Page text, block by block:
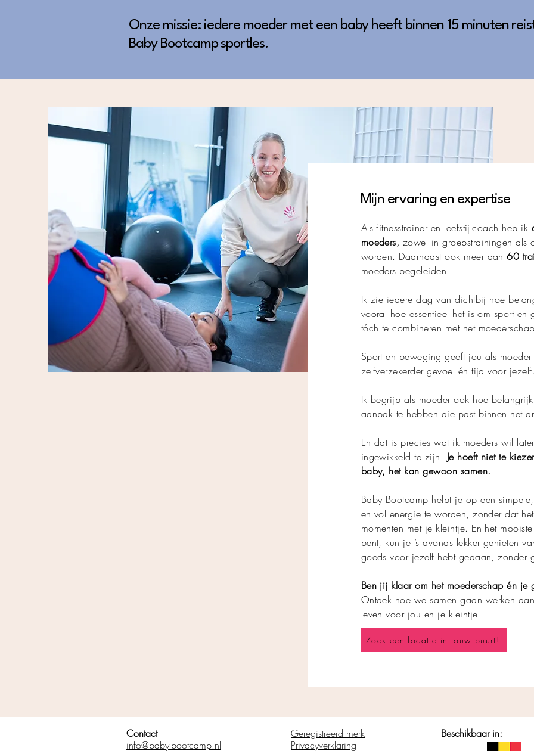
Onze missie: iedere moeder met een baby heeft binnen 15 minuten
Baby Bootcamp sportles.
Mijn ervaring en expertise
Als fitnesstrainer en leefstijlcoach heb ik
moeders, zowel in groepstrainingen als
worden. Daarnaast ook meer dan60
moeders begeleiden.
Ik zie iedere dag van dichtbij hoe
vooral hoe essentieel het is om sport
tóch te combineren met het
Sport en beweging geeft jou als
zelfverzekerder gevoel én tijd voor
Ik begrijp als moeder ook hoe
aanpak te hebben die past binnen het
En dat is precies wat ik moeders wil
ingewikkeld te zijn. Je hoeft niet te
baby, het kan gewoon samen.
Baby Bootcamp helpt je op een
en vol energie te worden, zonder dat
momenten met je kleintje. En het
bent, kun je ’s avonds lekker genieten
goeds voor jezelf hebt gedaan, zonder
Ben jij klaar om het moederschap én je
Ontdek hoe we samen gaan werken
leven voor jou en je kleintje!
Zoek een locatie in jouw buurt!
Contact
info@baby-bootcamp.nl
Geregistreerd merk
Privacyverklaring
Beschikbaar in: